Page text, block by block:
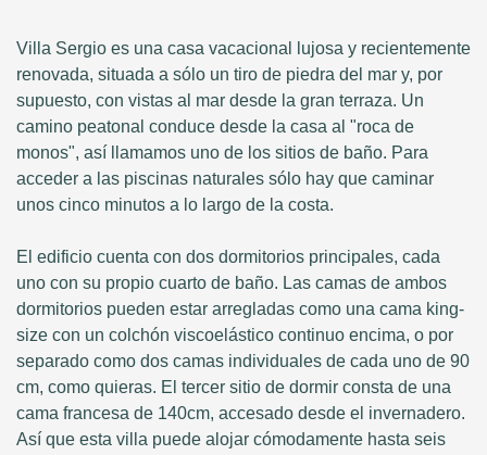
Villa Sergio es una casa vacacional lujosa y recientemente
renovada, situada a sólo un tiro de piedra del mar y, por
supuesto, con vistas al mar desde la gran terraza. Un
camino peatonal conduce desde la casa al "roca de
monos", así llamamos uno de los sitios de baño. Para
acceder a las piscinas naturales sólo hay que caminar
unos cinco minutos a lo largo de la costa.
El edificio cuenta con dos dormitorios principales, cada
uno con su propio cuarto de baño. Las camas de ambos
dormitorios pueden estar arregladas como una cama king-
size con un colchón viscoelástico continuo encima, o por
separado como dos camas individuales de cada uno de 90
cm, como quieras. El tercer sitio de dormir consta de una
cama francesa de 140cm, accesado desde el invernadero.
Así que esta villa puede alojar cómodamente hasta seis